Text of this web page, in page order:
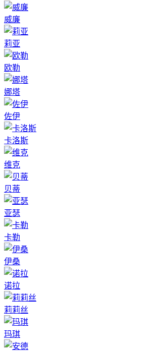
威廉
莉亚
欧勒
娜塔
佐伊
卡洛斯
维克
贝蒂
亚瑟
卡勒
伊桑
诺拉
莉莉丝
玛琪